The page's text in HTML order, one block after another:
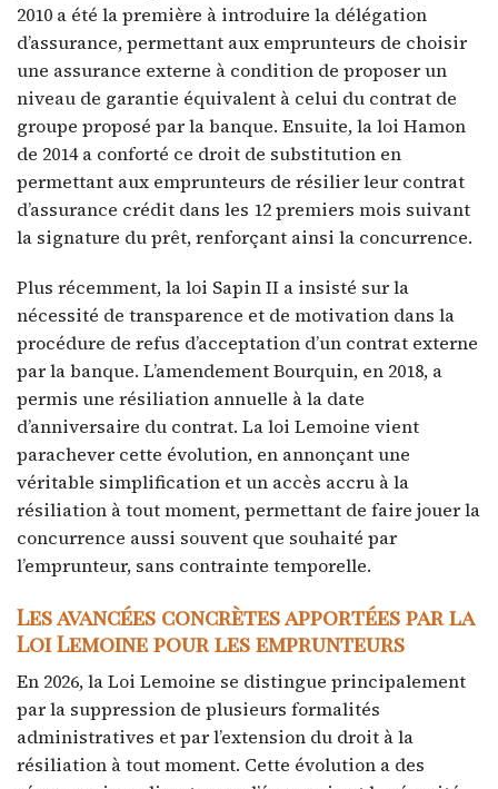
2010 a été la première à introduire la délégation
d’assurance, permettant aux emprunteurs de choisir
une assurance externe à condition de proposer un
niveau de garantie équivalent à celui du contrat de
groupe proposé par la banque. Ensuite, la loi Hamon
de 2014 a conforté ce droit de substitution en
permettant aux emprunteurs de résilier leur contrat
d’assurance crédit dans les 12 premiers mois suivant
la signature du prêt, renforçant ainsi la concurrence.
Plus récemment, la loi Sapin II a insisté sur la
nécessité de transparence et de motivation dans la
procédure de refus d’acceptation d’un contrat externe
par la banque. L’amendement Bourquin, en 2018, a
permis une résiliation annuelle à la date
d’anniversaire du contrat. La loi Lemoine vient
parachever cette évolution, en annonçant une
véritable simplification et un accès accru à la
résiliation à tout moment, permettant de faire jouer la
concurrence aussi souvent que souhaité par
l’emprunteur, sans contrainte temporelle.
Les avancées concrètes apportées par la
Loi Lemoine pour les emprunteurs
En 2026, la Loi Lemoine se distingue principalement
par la suppression de plusieurs formalités
administratives et par l’extension du droit à la
résiliation à tout moment. Cette évolution a des